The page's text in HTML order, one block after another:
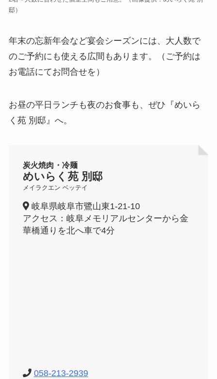
邸）
年末の忘新年会など宴会シーズンには、大人数で
のご予約にも使える広間もあります。（ご予約は
お電話にてお問合せを）
お昼の平日ランチも夜のお食事も、ぜひ『めいら
く苑 別邸』へ。
炭火焼肉・冷麺
めいらく苑 別邸
メイラクエン ベッテイ
岐阜県岐阜市鷺山東1-21-10
アクセス：岐阜メモリアルセンターから金
華橋通りを北へ車で4分
058-213-2939